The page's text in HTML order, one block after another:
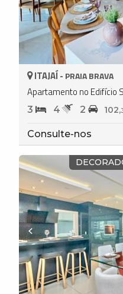
ITAJAÍ - PRAIA BRAVA
Apartamento no Edifício
3 4 2 102,
Consulte-nos